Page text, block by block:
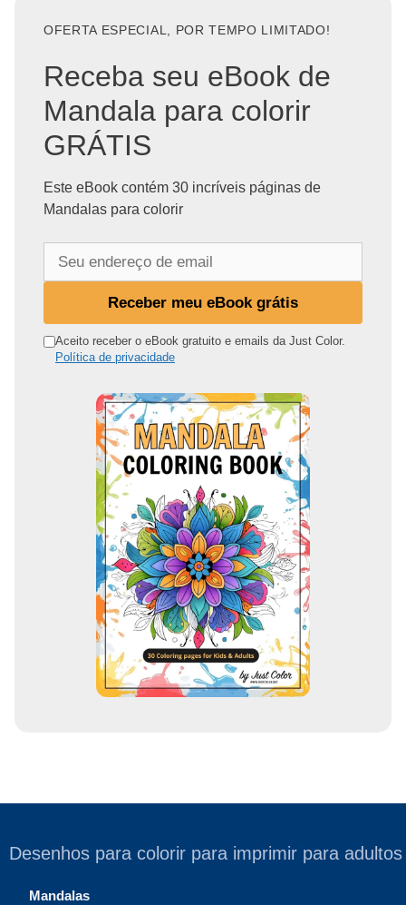
OFERTA ESPECIAL, POR TEMPO LIMITADO!
Receba seu eBook de
Mandala para colorir
GRÁTIS
Este eBook contém 30 incríveis páginas de
Mandalas para colorir
n
Receber meu eBook grátis
Aceito receber o eBook gratuito e emails da Just Color.
Política de privacidade
Desenhos para colorir para imprimir para adultos
Mandalas